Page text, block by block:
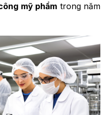
mỹ phẩm trong năm